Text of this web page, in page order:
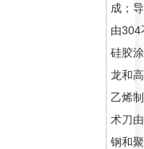
成；
由304
硅胶
龙和
乙烯
术刀
钢和